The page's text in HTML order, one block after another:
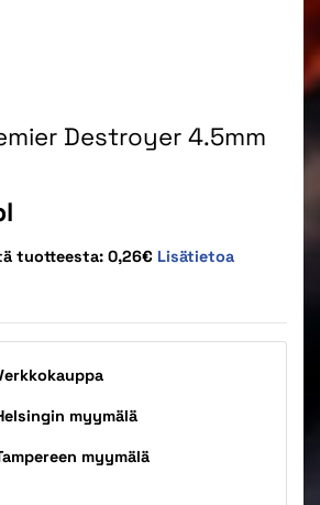
Destroyer 4.5mm
tuotteesta: 0,26€ Lisätietoa
myymälä
myymälä